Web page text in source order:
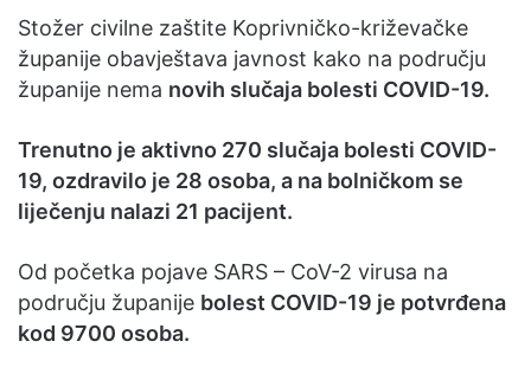
Stožer civilne zaštite Koprivničko-križevačke
županije obavještava javnost kako na području
županije nema novih slučaja bolesti COVID-19.
Trenutno je aktivno 270 slučaja bolesti COVID-
19, ozdravilo je 28 osoba, a na bolničkom se
liječenju nalazi 21 pacijent.
Od početka pojave SARS – CoV-2 virusa na
području županije bolest COVID-19 je potvrđena
kod 9700 osoba.